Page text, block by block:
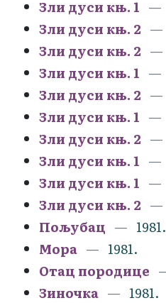
Зли дуси књ. 1
Зли дуси књ. 2
Зли дуси књ. 2
Зли дуси књ. 1
Зли дуси књ. 2
Зли дуси књ. 1
Зли дуси књ. 2
Зли дуси књ. 1
Зли дуси књ. 1
Зли дуси књ. 2
Пољубац
1981.
Мора
1981.
Отац породице
Зиночка
1981.